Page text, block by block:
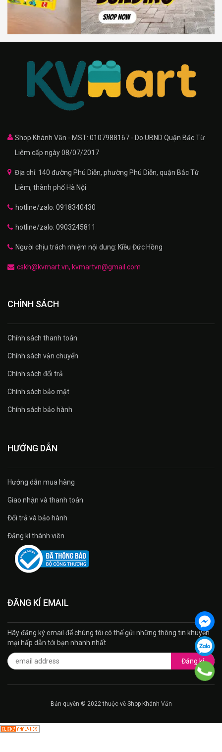
Shop Khánh Văn - MST: 0107988167 - Do UBND Quận Bắc Từ
Liêm cấp ngày 08/07/2017
Địa chỉ: 140 đường Phú Diễn, phường Phú Diễn, quận Bắc Từ
Liêm, thành phố Hà Nội
hotline/zalo: 0918340430
hotline/zalo: 0903245811
Người chịu trách nhiệm nội dung: Kiều Đức Hồng
cskh@kvmart.vn, kvmartvn@gmail.com
CHÍNH SÁCH
Chính sách thanh toán
Chính sách vận chuyển
Chính sách đổi trả
Chính sách bảo mật
Chính sách bảo hành
HƯỚNG DẪN
Hướng dẫn mua hàng
Giao nhận và thanh toán
Đổi trả và bảo hành
Đăng kí thành viên
ĐĂNG KÍ EMAIL
Hãy đăng ký email để chúng tôi có thế gửi những thông tin khuyến
mại hấp dẫn tới bạn nhanh nhất
Đăng kí
Bản quyền © 2022 thuộc về Shop Khánh Văn